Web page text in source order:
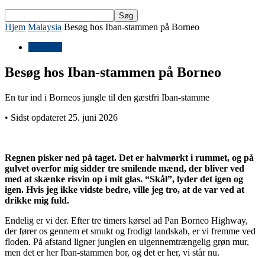
Hjem Malaysia Besøg hos Iban-stammen på Borneo
Besøg hos Iban-stammen på Borneo
En tur ind i Borneos jungle til den gæstfri Iban-stamme
• Sidst opdateret 25. juni 2026
Regnen pisker ned på taget. Det er halvmørkt i rummet, og på
gulvet overfor mig sidder tre smilende mænd, der bliver ved
med at skænke risvin op i mit glas. “Skål”, lyder det igen og
igen. Hvis jeg ikke vidste bedre, ville jeg tro, at de var ved at
drikke mig fuld.
Endelig er vi der. Efter tre timers kørsel ad Pan Borneo Highway,
der fører os gennem et smukt og frodigt landskab, er vi fremme ved
floden. På afstand ligner junglen en uigennemtrængelig grøn mur,
men det er her Iban-stammen bor, og det er her, vi står nu.